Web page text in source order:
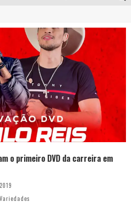
Fenômeno do pagode, Fabinho desembarca em BH com a primeira edição do “Pagobinho”
o primeiro DVD da carreira em
Variedades